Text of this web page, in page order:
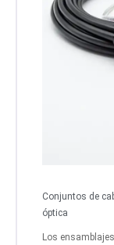
Conjuntos de
óptica
Los